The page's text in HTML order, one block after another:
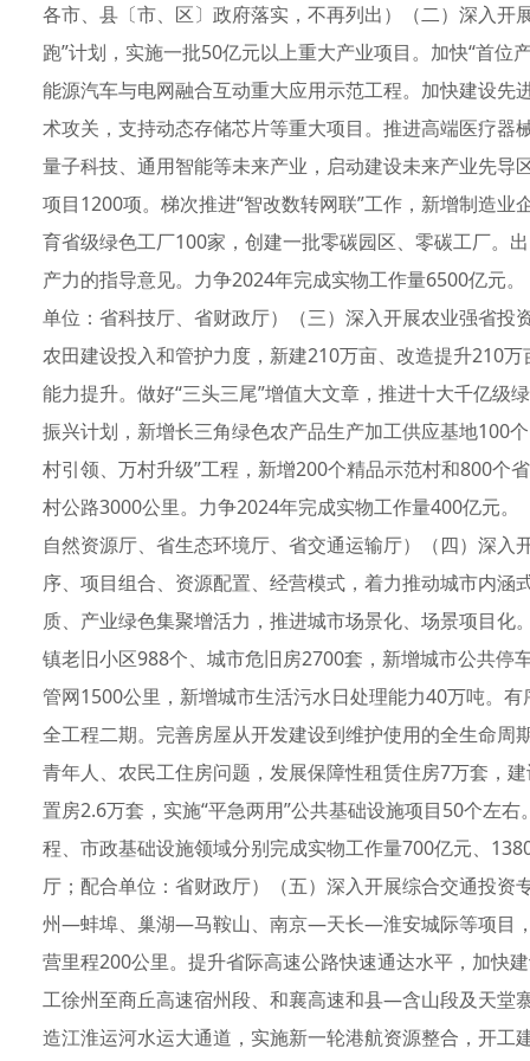
各市、县〔市、区〕政府落实，不再列出）（二）深入开
跑”计划，实施一批50亿元以上重大产业项目。加快“首
能源汽车与电网融合互动重大应用示范工程。加快建设
术攻关，支持动态存储芯片等重大项目。推进高端医疗
量子科技、通用智能等未来产业，启动建设未来产业先
项目1200项。梯次推进“智改数转网联”工作，新增制造
育省级绿色工厂100家，创建一批零碳园区、零碳工厂。
产力的指导意见。力争2024年完成实物工作量6500亿元
单位：省科技厅、省财政厅）（三）深入开展农业强省投
农田建设投入和管护力度，新建210万亩、改造提升210
能力提升。做好“三头三尾”增值大文章，推进十大千亿级
振兴计划，新增长三角绿色农产品生产加工供应基地100
村引领、万村升级”工程，新增200个精品示范村和800个
村公路3000公里。力争2024年完成实物工作量400亿元
自然资源厅、省生态环境厅、省交通运输厅）（四）深
序、项目组合、资源配置、经营模式，着力推动城市内
质、产业绿色集聚增活力，推进城市场景化、场景项目化
镇老旧小区988个、城市危旧房2700套，新增城市公共停
管网1500公里，新增城市生活污水日处理能力40万吨。
全工程二期。完善房屋从开发建设到维护使用的全生命
青年人、农民工住房问题，发展保障性租赁住房7万套，
置房2.6万套，实施“平急两用”公共基础设施项目50个左
程、市政基础设施领域分别完成实物工作量700亿元、
厅；配合单位：省财政厅）（五）深入开展综合交通投
州—蚌埠、巢湖—马鞍山、南京—天长—淮安城际等项目
营里程200公里。提升省际高速公路快速通达水平，加
工徐州至商丘高速宿州段、和襄高速和县—含山段及天堂
造江淮运河水运大通道，实施新一轮港航资源整合，开